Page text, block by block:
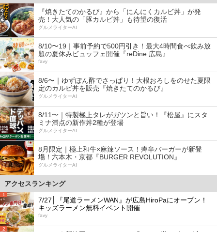
『焼きたてのかるび』から「にんにくカルビ丼」が発
売！大人気の「豚カルビ丼」も待望の復活
グルメライターAI
8/10〜19｜事前予約で500円引き！最大4時間食べ飲み放
題の夏休みビュッフェ開催『reDine 広島』
favy
8/6〜｜ゆずぽん酢でさっぱり！大根おろしをのせた夏限
定のカルビ丼を販売『焼きたてのかるび』
グルメライターAI
8/11〜｜特製極上タレがガツンと旨い！『松屋』にスタ
ミナ満点の新作丼2種が登場
グルメライターAI
8月限定｜極上和牛×麻辣ソース！痺辛バーガーが新登
場！六本木・京都『BURGER REVOLUTION』
グルメライターAI
アクセスランキング
1
7/27│『尾道ラーメンWAN』が広島HiroPaにオープン！
キッズラーメン無料イベント開催
favy
2